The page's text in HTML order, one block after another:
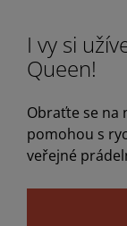
I vy si
Queen!
Obraťte se na
pomohou s
veřejné